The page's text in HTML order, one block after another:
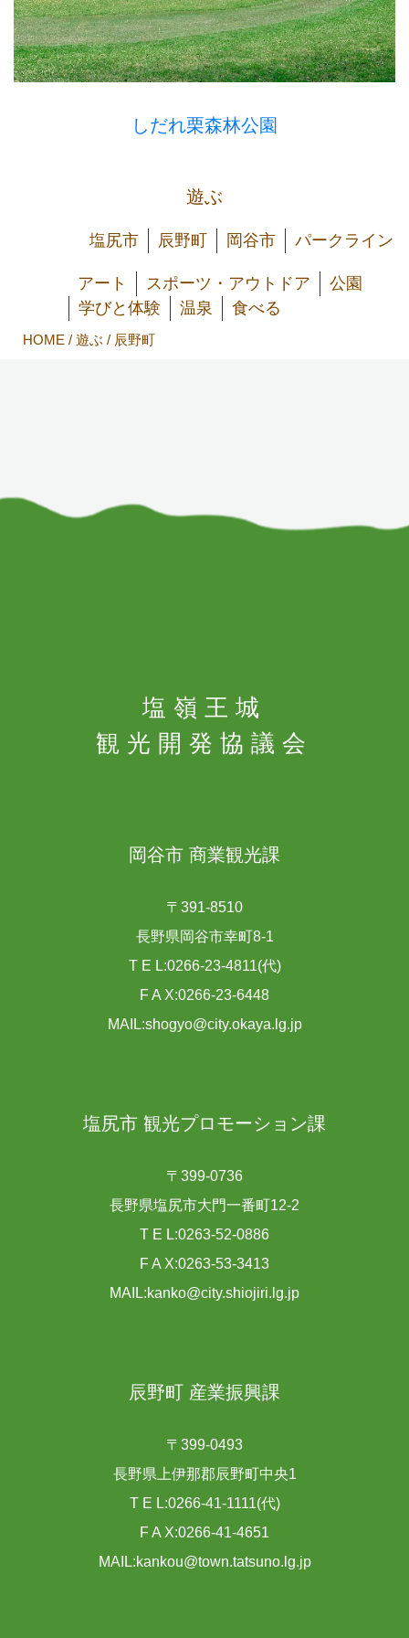
しだれ栗森林公園
遊ぶ
塩尻市 辰野町 岡谷市 パークライン
アート スポーツ・アウトドア
公園
学びと体験
温泉 食べる
HOME / 遊ぶ / 辰野町
塩嶺王城
観光開発協議会
岡谷市 商業観光課
〒391-8510
長野県岡谷市幸町8-1
T E L:0266-23-4811(代)
F A X:0266-23-6448
MAIL:shogyo@city.okaya.lg.jp
塩尻市 観光プロモーション課
〒399-0736
長野県塩尻市大門一番町12-2
T E L:0263-52-0886
F A X:0263-53-3413
MAIL:kanko@city.shiojiri.lg.jp
辰野町 産業振興課
〒399-0493
長野県上伊那郡辰野町中央1
T E L:0266-41-1111(代)
F A X:0266-41-4651
MAIL:kankou@town.tatsuno.lg.jp